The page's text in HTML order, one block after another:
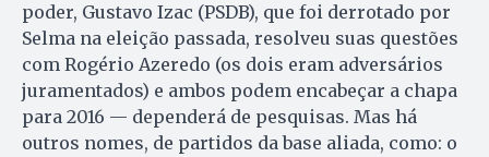
poder, Gustavo Izac (PSDB), que foi derrotado por
Selma na eleição passada, resolveu suas questões
com Rogério Azeredo (os dois eram adversários
juramentados) e ambos podem encabeçar a chapa
para 2016 — dependerá de pesquisas. Mas há
outros nomes, de partidos da base aliada, como: o